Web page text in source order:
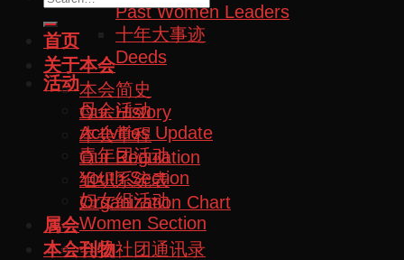
Past Women Leaders
十年大事迹
Deeds
活动
母会活动
Activities Update
青年团活动
Youth Section
妇女组活动
Women Section
本会刊物
首页
关于本会
本会简史
Our History
本会章程
Our Regulation
组织系统表
Organization Chart
属会
会员社团通讯录